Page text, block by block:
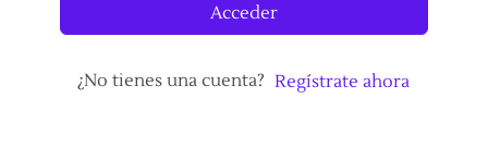
Acceder
¿No tienes una cuenta? Regístrate ahora